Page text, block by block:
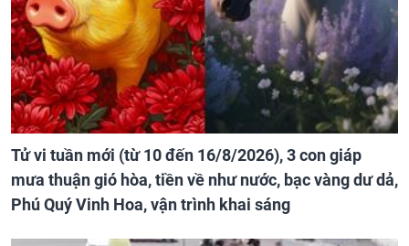
Tử vi tuần mới (từ 10 đến 16/8/2026), 3 con giáp
mưa thuận gió hòa, tiền về như nước, bạc vàng dư dả,
Phú Quý Vinh Hoa, vận trình khai sáng